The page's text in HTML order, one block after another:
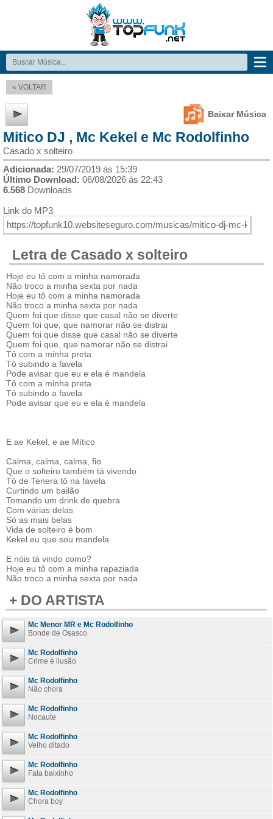
« VOLTAR
Baixar Música
Mitico DJ , Mc Kekel e Mc Rodolfinho
Casado x solteiro
Adicionada: 29/07/2019 ás 15:39
Último Download: 06/08/2026 ás 22:43
6.568 Downloads
Link do MP3
Letra de Casado x solteiro
Hoje eu tô com a minha namorada
Não troco a minha sexta por nada
Hoje eu tô com a minha namorada
Não troco a minha sexta por nada
Quem foi que disse que casal não se diverte
Quem foi que, que namorar não se distrai
Quem foi que disse que casal não se diverte
Quem foi que, que namorar não se distrai
Tô com a minha preta
Tô subindo a favela
Pode avisar que eu e ela é mandela
Tô com a minha preta
Tô subindo a favela
Pode avisar que eu e ela é mandela
E ae Kekel, e ae Mítico
Calma, calma, calma, fio
Que o solteiro também tá vivendo
Tô de Tenera tô na favela
Curtindo um bailão
Tomando um drink de quebra
Com várias delas
Só as mais belas
Vida de solteiro é bom
Kekel eu que sou mandela
E nóis tá vindo como?
Hoje eu tô com a minha rapaziada
Não troco a minha sexta por nada
+ DO ARTISTA
Mc Menor MR e Mc Rodolfinho
Bonde de Osasco
Mc Rodolfinho
Crime é ilusão
Mc Rodolfinho
Não chora
Mc Rodolfinho
Nocaute
Mc Rodolfinho
Velho ditado
Mc Rodolfinho
Fala baixinho
Mc Rodolfinho
Chora boy